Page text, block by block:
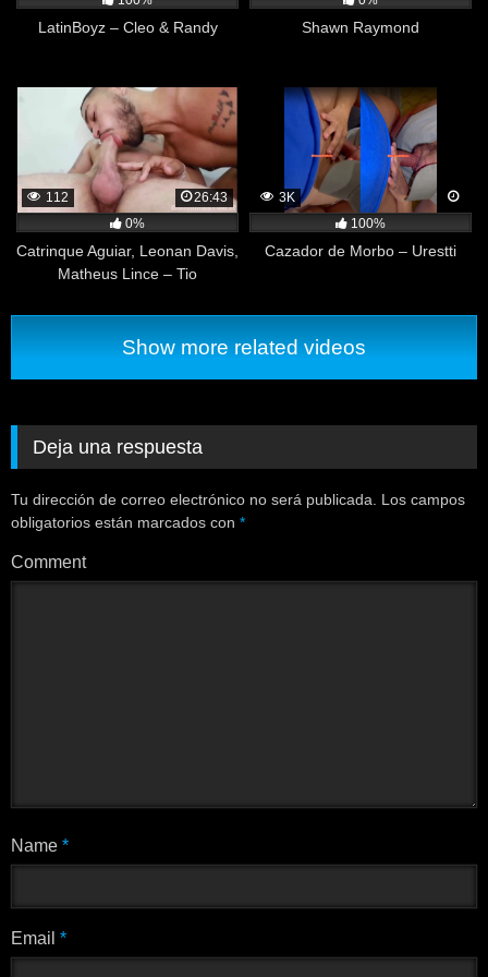
LatinBoyz – Cleo & Randy Shawn Raymond
112
26:43
0%
Catrinque Aguiar, Leonan Davis,
Matheus Lince – Tio
3K
100%
Cazador de Morbo – Urestti
Show more related videos
Deja una respuesta
Tu dirección de correo electrónico no será publicada.
Los campos
obligatorios están marcados con *
Comment
Name *
Email *